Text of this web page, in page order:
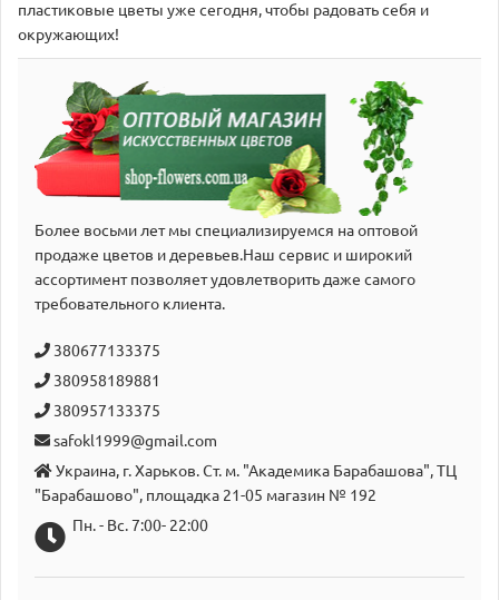
пластиковые цветы уже сегодня, чтобы радовать себя и
окружающих!
Более восьми лет мы специализируемся на оптовой
продаже цветов и деревьев.Наш сервис и широкий
аcсортимент позволяет удовлетворить даже самого
требовательного клиента.
380677133375
380958189881
380957133375
safokl1999@gmail.com
Украина, г. Харьков. Ст. м. "Академика Барабашова", ТЦ
"Барабашово", площадка 21-05 магазин № 192
Пн. - Вс. 7:00- 22:00